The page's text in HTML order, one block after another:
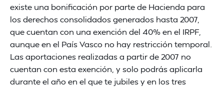
existe una bonificación por parte de Hacienda para
los derechos consolidados generados hasta 2007,
que cuentan con una exención del 40% en el IRPF,
aunque en el País Vasco no hay restricción temporal.
Las aportaciones realizadas a partir de 2007 no
cuentan con esta exención, y solo podrás aplicarla
durante el año en el que te jubiles y en los tres